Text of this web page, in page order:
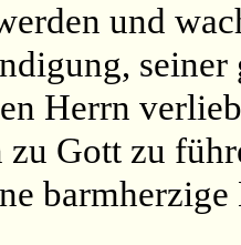
und
Herrn
zu Gott zu